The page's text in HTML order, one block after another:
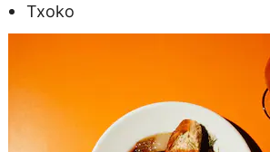
Txoko